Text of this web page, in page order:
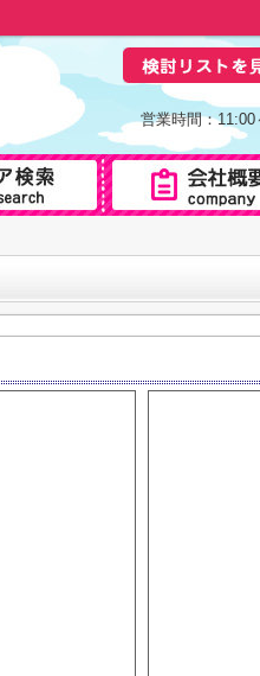
営業時間：11:00